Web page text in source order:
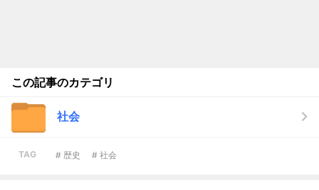
この記事のカテゴリ
社会
TAG # 歴史 # 社会